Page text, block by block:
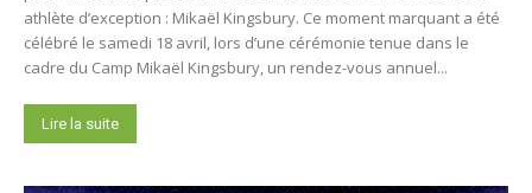
athlète d’exception : Mikaël Kingsbury. Ce moment marquant a été
célébré le samedi 18 avril, lors d’une cérémonie tenue dans le
cadre du Camp Mikaël Kingsbury, un rendez-vous annuel...
Lire la suite